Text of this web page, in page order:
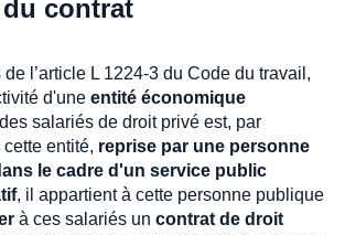
contrat
l’article L 1224-3 du Code du travail,
d'une entité économique
salariés de droit privé est, par
entité, reprise par une personne
le cadre d'un service public
, il appartient à cette personne publique
à ces salariés un contrat de droit